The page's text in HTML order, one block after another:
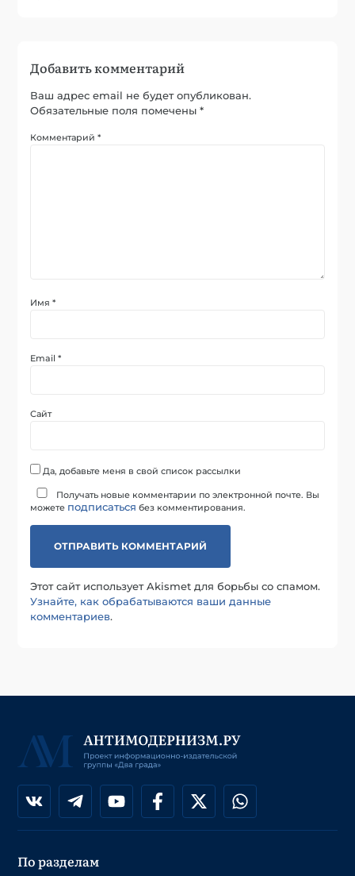
Добавить комментарий
Ваш адрес email не будет опубликован.
Обязательные поля помечены*
Комментарий*
Имя*
Email*
Сайт
Да, добавьте меня в свой список рассылки
Получать новые комментарии по электронной почте. Вы
можете подписаться без комментирования.
Этот сайт использует Akismet для борьбы со спамом.
Узнайте, как обрабатываются ваши данные
комментариев.
По разделам